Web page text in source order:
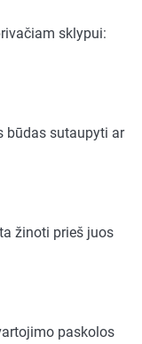
sklypui:
būdas sutaupyti ar
žinoti prieš juos
paskolos